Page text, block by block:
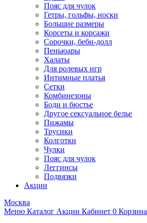
Пояс для чулок
Гетры, гольфы, носки
Большие размеры
Корсеты и корсажи
Сорочки, беби-долл
Пеньюары
Халаты
Для ролевых игр
Интимные платья
Сетки
Комбинезоны
Боди и бюстье
Другое сексуальное белье
Пижамы
Трусики
Колготки
Чулки
Пояс для чулок
Леггинсы
Подвязки
Акции
Москва
Меню Каталог Акции Кабинет 0 Корзина